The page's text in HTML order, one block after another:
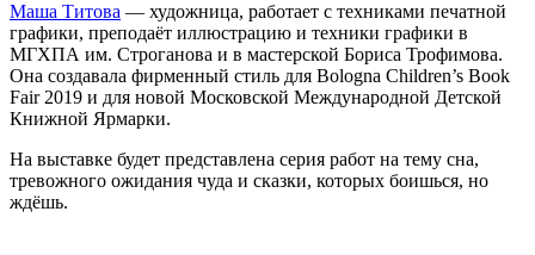
Маша Титова — художница, работает с техниками печатной
графики, преподаёт иллюстрацию и техники графики в
МГХПА им. Строганова и в мастерской Бориса Трофимова.
Она создавала фирменный стиль для Bologna Children’s Book
Fair 2019 и для новой Московской Международной Детской
Книжной Ярмарки.
На выставке будет представлена серия работ на тему сна,
тревожного ожидания чуда и сказки, которых боишься, но
ждёшь.